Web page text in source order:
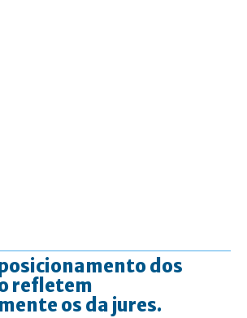
dos
refletem
os da jures.